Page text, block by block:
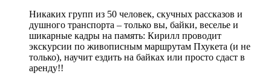
Никаких групп из 50 человек, скучных рассказов и
душного транспорта – только вы, байки, веселье и
шикарные кадры на память: Кирилл проводит
экскурсии по живописным маршрутам Пхукета (и не
только), научит ездить на байках или просто сдаст в
аренду!!